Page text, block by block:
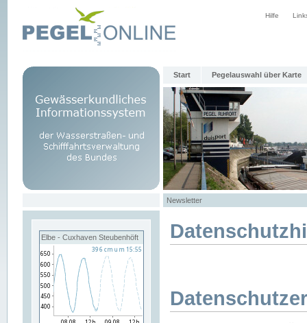
Hilfe
Start Pegelauswahl über Karte
Newsletter
Elbe - Cuxhaven Steubenhöft